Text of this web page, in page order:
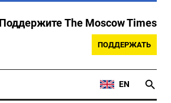
Поддержите The Moscow Times
ПОДДЕРЖАТЬ
EN